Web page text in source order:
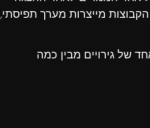
מייצרות מערך תפיסתי,
של גירויים מבין כמה